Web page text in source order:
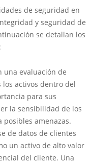
de seguridad en
y seguridad de
se detallan los
una evaluación de
activos dentro del
para sus
la sensibilidad de los
posibles amenazas.
de datos de clientes
un activo de alto valor
del cliente. Una